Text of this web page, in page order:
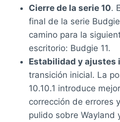
Cierre de la serie 10.
final de la serie
camino para la
escritorio: Budgie 11.
Estabilidad y ajustes
transición inicial. La
10.10.1 introduce
corrección de errores
pulido sobre Wayland